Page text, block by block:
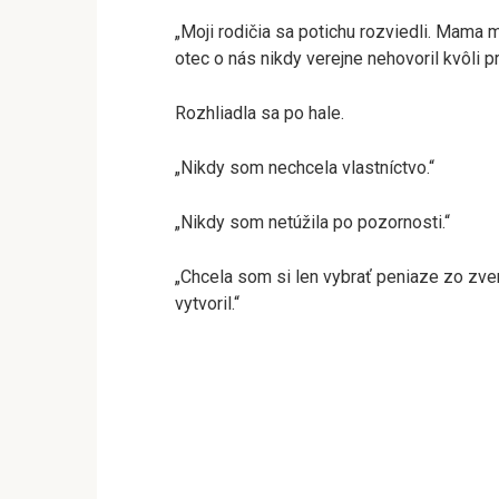
„Moji rodičia sa potichu rozviedli. Mama
otec o nás nikdy verejne nehovoril kvôli
Rozhliadla sa po hale.
„Nikdy som nechcela vlastníctvo.“
„Nikdy som netúžila po pozornosti.“
„Chcela som si len vybrať peniaze zo
vytvoril.“